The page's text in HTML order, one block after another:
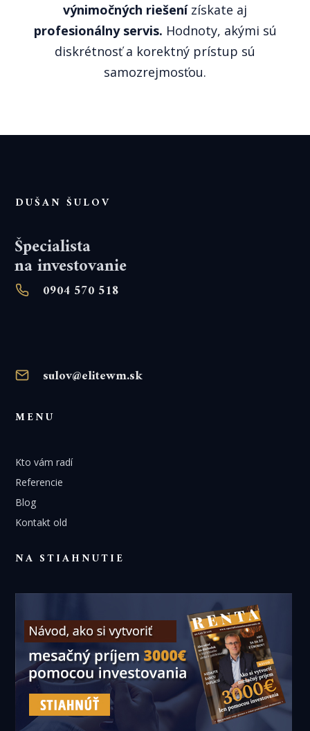
výnimočných riešení získate aj
profesionálny servis. Hodnoty, akými sú
diskrétnosť a korektný prístup sú
samozrejmosťou.
DUŠAN ŠULOV
Špecialista
na investovanie
0904 570 518
sulov@elitewm.sk
MENU
Kto vám radí
Referencie
Blog
Kontakt old
NA STIAHNUTIE